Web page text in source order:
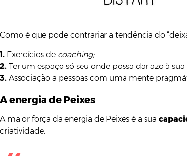
Como é que pode contrariar a tendência do
1. Exercícios de coaching;
2. Ter um espaço só seu onde possa dar azo à
3. Associação a pessoas com uma mente
A energia de Peixes
A maior força da energia de Peixes é a sua
criatividade.